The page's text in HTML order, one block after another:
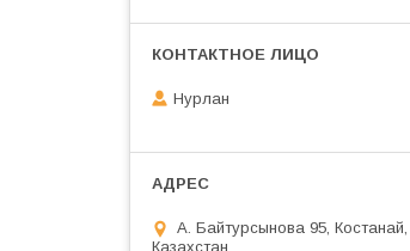
Нурлан
А. Байтурсынова 95, Костанай,
Казахстан